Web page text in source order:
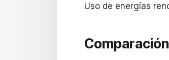
Uso de energías